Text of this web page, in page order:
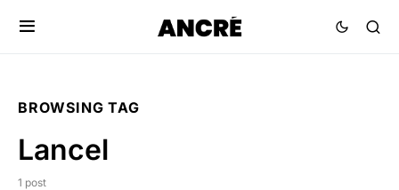
BROWSING TAG
Lancel
1 post